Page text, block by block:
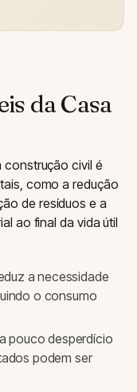
da Casa
construção civil é
como a redução
de resíduos e a
ao final da vida útil
a necessidade
o consumo
pouco desperdício
podem ser